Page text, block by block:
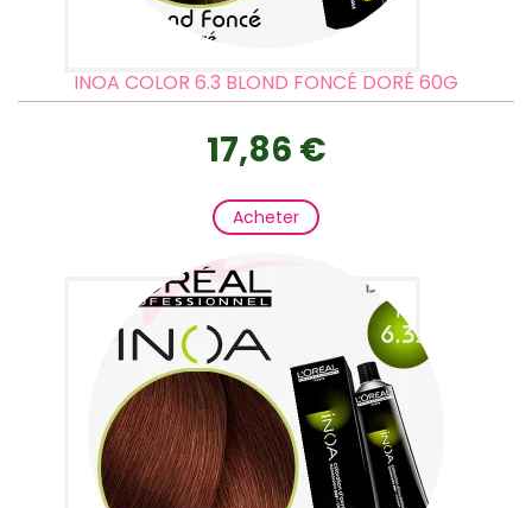
INOA COLOR 6.3 BLOND FONCÉ DORÉ 60G
17,86 €
Acheter